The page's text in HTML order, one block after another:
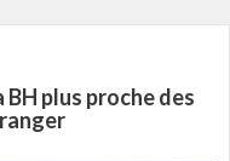
BH plus proche des